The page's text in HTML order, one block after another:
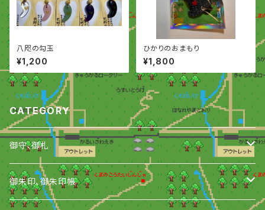
八咫の勾玉
¥1,200
ひかりのおまもり
¥1,800
CATEGORY
御守、御札
御守
御朱印、御朱印帳